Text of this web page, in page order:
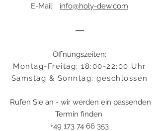
E-Mail: info@holy-dew.com
―
Öffnungszeiten:
Montag-Freitag: 18:00-22:00 Uhr
Samstag & Sonntag: geschlossen
Rufen Sie an - wir werden ein passenden
Termin finden
+49 173 74 66 353